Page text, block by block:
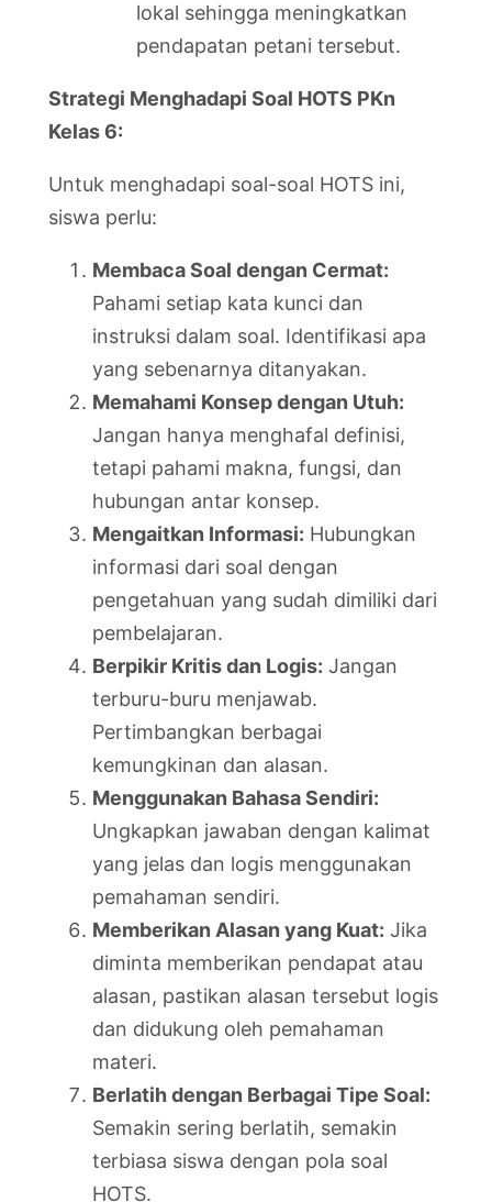
lokal sehingga meningkatkan
pendapatan petani tersebut.
Strategi Menghadapi Soal HOTS PKn
Kelas 6:
Untuk menghadapi soal-soal HOTS ini,
siswa perlu:
Membaca Soal dengan Cermat:
Pahami setiap kata kunci dan
instruksi dalam soal. Identifikasi apa
yang sebenarnya ditanyakan.
Memahami Konsep dengan Utuh:
Jangan hanya menghafal definisi,
tetapi pahami makna, fungsi, dan
hubungan antar konsep.
Mengaitkan Informasi: Hubungkan
informasi dari soal dengan
pengetahuan yang sudah dimiliki dari
pembelajaran.
Berpikir Kritis dan Logis: Jangan
terburu-buru menjawab.
Pertimbangkan berbagai
kemungkinan dan alasan.
Menggunakan Bahasa Sendiri:
Ungkapkan jawaban dengan kalimat
yang jelas dan logis menggunakan
pemahaman sendiri.
Memberikan Alasan yang Kuat: Jika
diminta memberikan pendapat atau
alasan, pastikan alasan tersebut logis
dan didukung oleh pemahaman
materi.
Berlatih dengan Berbagai Tipe Soal:
Semakin sering berlatih, semakin
terbiasa siswa dengan pola soal
HOTS.